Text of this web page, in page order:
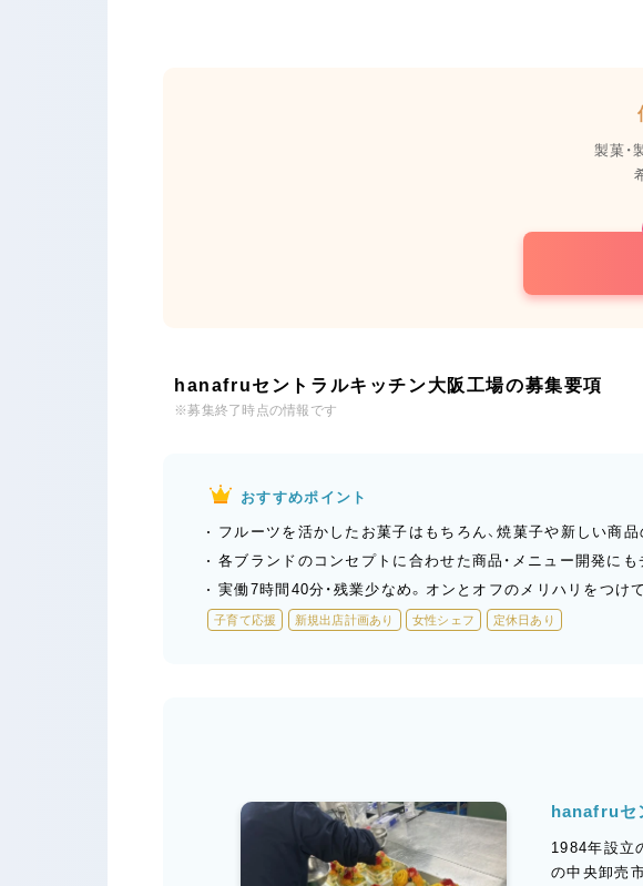
製菓・
hanafruセントラルキッチン大阪工場の募集要項
※募集終了時点の情報です
おすすめポイント
フルーツを活かしたお菓子はもちろん、焼菓子や新しい商品
各ブランドのコンセプトに合わせた商品・メニュー開発にも
実働7時間40分・残業少なめ。オンとオフのメリハリをつけ
子育て応援 新規出店計画あり 女性シェフ 定休日あり
hanafruセ
1984年設立
の中央卸売